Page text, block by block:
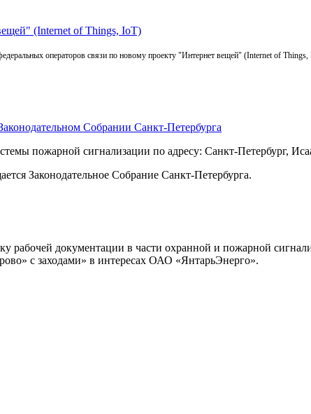
(Internet of Things, IoT)
операторов связи по новому проекту "Интернет вещей" (Internet of Things,
Собрании Санкт-Петербурга
пожарной сигнализации по адресу: Санкт-Петербург,
Законодательное Собрание Санкт-Петербурга.
документации в части охранной и пожарной
с заходами» в интересах ОАО «ЯнтарьЭнерго».